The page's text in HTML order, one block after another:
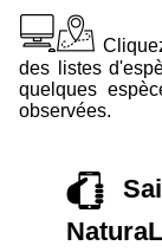
des listes
quelques
observées.